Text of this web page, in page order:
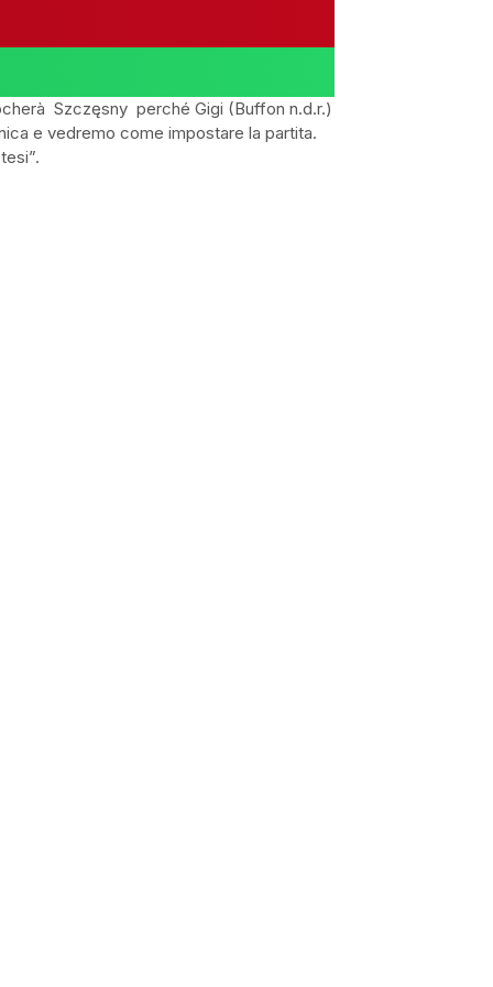
Szczęsny perché Gigi (Buffon n.d.r.)
e vedremo come impostare la partita.